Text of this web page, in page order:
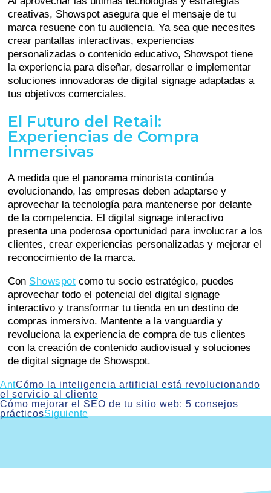
creativas, Showspot asegura que el mensaje de tu
marca resuene con tu audiencia. Ya sea que necesites
crear pantallas interactivas, experiencias
personalizadas o contenido educativo, Showspot tiene
la experiencia para diseñar, desarrollar e implementar
soluciones innovadoras de digital signage adaptadas a
tus objetivos comerciales.
El Futuro del Retail:
Experiencias de Compra
Inmersivas
A medida que el panorama minorista continúa
evolucionando, las empresas deben adaptarse y
aprovechar la tecnología para mantenerse por delante
de la competencia. El digital signage interactivo
presenta una poderosa oportunidad para involucrar a los
clientes, crear experiencias personalizadas y mejorar el
reconocimiento de la marca.
Con Showspot como tu socio estratégico, puedes
aprovechar todo el potencial del digital signage
interactivo y transformar tu tienda en un destino de
compras inmersivo. Mantente a la vanguardia y
revoluciona la experiencia de compra de tus clientes
con la creación de contenido audiovisual y soluciones
de digital signage de Showspot.
AntCómo la inteligencia artificial está revolucionando
el servicio al cliente
Cómo mejorar el SEO de tu sitio web: 5 consejos
prácticosSiguiente